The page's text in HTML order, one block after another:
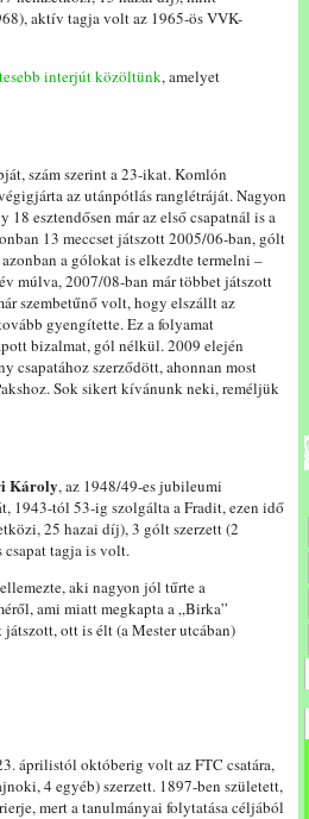
aktív tagja volt az 1965-ös VVK-
interjút közöltünk, amelyet
szám szerint a 23-ikat. Komlón
az utánpótlás ranglétráját. Nagyon
18 esztendősen már az első csapatnál is a
13 meccset játszott 2005/06-ban, gólt
a gólokat is elkezdte termelni –
múlva, 2007/08-ban már többet játszott
szembetűnő volt, hogy elszállt az
gyengítette. Ez a folyamat
bizalmat, gól nélkül. 2009 elején
csapatához szerződött, ahonnan most
Sok sikert kívánunk neki, reméljük
Károly, az 1948/49-es jubileumi
1943-tól 53-ig szolgálta a Fradit, ezen idő
25 hazai díj), 3 gólt szerzett (2
tagja is volt.
aki nagyon jól tűrte a
ami miatt megkapta a „Birka”
ott is élt (a Mester utcában)
áprilistól októberig volt az FTC csatára,
4 egyéb) szerzett. 1897-ben született,
mert a tanulmányai folytatása céljából